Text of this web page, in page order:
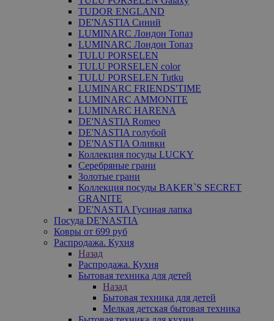
TUDOR ENGLAND
DE'NASTIA Синий
LUMINARC Лондон Топаз
LUMINARC Лондон Топаз
TULU PORSELEN
TULU PORSELEN color
TULU PORSELEN Tutku
LUMINARC FRIENDS'TIME
LUMINARC AMMONITE
LUMINARC HARENA
DE'NASTIA Romeo
DE'NASTIA голубой
DE'NASTIA Оливки
Коллекция посуды LUCKY
Серебряные грани
Золотые грани
Коллекция посуды BAKER`S SECRET
GRANITE
DE'NASTIA Гусиная лапка
Посуда DE'NASTIA
Ковры от 699 руб
Распродажа. Кухня
Назад
Распродажа. Кухня
Бытовая техника для детей
Назад
Бытовая техника для детей
Мелкая детская бытовая техника